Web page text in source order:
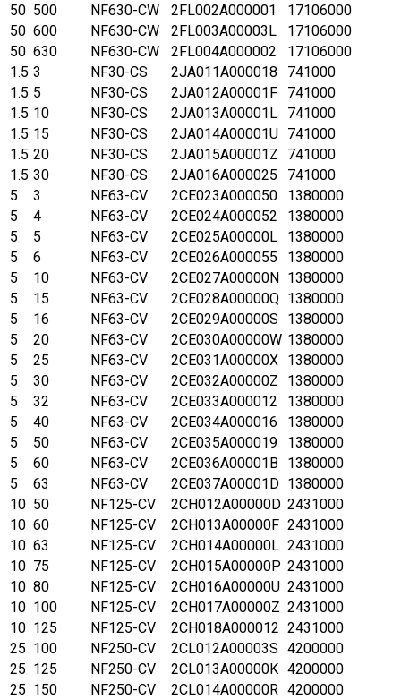
50 500 NF630-CW 2FL002A000001
17106000
50 600 NF630-CW 2FL003A00003L
17106000
50 630 NF630-CW 2FL004A000002
17106000
1.5 3 NF30-CS 2JA011A000018
741000
1.5 5 NF30-CS 2JA012A00001F
741000
1.5 10 NF30-CS 2JA013A00001L
741000
1.5 15 NF30-CS 2JA014A00001U 741000
1.5 20 NF30-CS 2JA015A00001Z
741000
1.5 30 NF30-CS 2JA016A000025
741000
5
3 NF63-CV 2CE023A000050
1380000
5
4 NF63-CV 2CE024A000052
1380000
5
5 NF63-CV 2CE025A00000L
1380000
5
6 NF63-CV 2CE026A000055
1380000
5
10 NF63-CV 2CE027A00000N 1380000
5
15 NF63-CV 2CE028A00000Q 1380000
5
16 NF63-CV 2CE029A00000S
1380000
5
20 NF63-CV 2CE030A00000W 1380000
5
25 NF63-CV 2CE031A00000X 1380000
5
30 NF63-CV 2CE032A00000Z
1380000
5
32 NF63-CV 2CE033A000012
1380000
5
40 NF63-CV 2CE034A000016
1380000
5
50 NF63-CV 2CE035A000019
1380000
5
60 NF63-CV 2CE036A00001B 1380000
5
63 NF63-CV 2CE037A00001D 1380000
10 50 NF125-CV 2CH012A00000D 2431000
10 60 NF125-CV 2CH013A00000F 2431000
10 63 NF125-CV 2CH014A00000L 2431000
10 75 NF125-CV 2CH015A00000P 2431000
10 80 NF125-CV 2CH016A00000U 2431000
10 100 NF125-CV 2CH017A00000Z 2431000
10 125 NF125-CV 2CH018A000012 2431000
25 100 NF250-CV 2CL012A00003S 4200000
25 125 NF250-CV 2CL013A00000K 4200000
25 150 NF250-CV 2CL014A00000R 4200000